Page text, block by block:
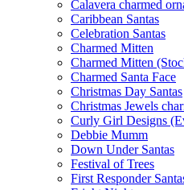
Calavera charmed
Caribbean Santas
Celebration Santas
Charmed Mitten
Charmed Mitten
Charmed Santa Face
Christmas Day Santas
Christmas Jewels
Curly Girl Designs
Debbie Mumm
Down Under Santas
Festival of Trees
First Responder